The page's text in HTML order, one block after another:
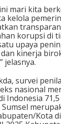
mari kita
kelola
korupsi di
upaya
kinerja
jelasnya.
survei
nasional
Indonesia
Kota